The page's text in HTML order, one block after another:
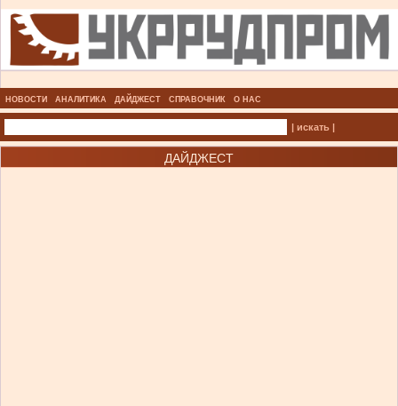
НОВОСТИ АНАЛИТИКА ДАЙДЖЕСТ СПРАВОЧНИК О НАС
| искать |
ДАЙДЖЕСТ